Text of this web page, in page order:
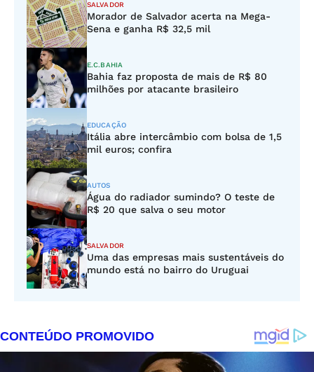
SALVADOR
Morador de Salvador acerta na Mega-
Sena e ganha R$ 32,5 mil
E.C.BAHIA
Bahia faz proposta de mais de R$ 80
milhões por atacante brasileiro
EDUCAÇÃO
Itália abre intercâmbio com bolsa de 1,5
mil euros; confira
AUTOS
Água do radiador sumindo? O teste de
R$ 20 que salva o seu motor
SALVADOR
Uma das empresas mais sustentáveis do
mundo está no bairro do Uruguai